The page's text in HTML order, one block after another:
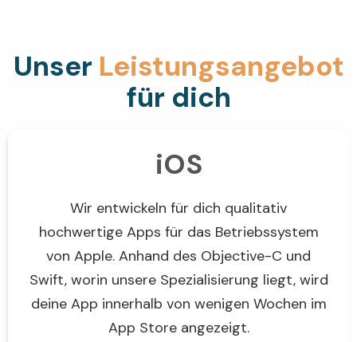
Unser Leistungs­angebot
für dich
iOS
Wir entwickeln für dich qualitativ
hochwertige Apps für das Betriebssystem
von Apple. Anhand des Objective-C und
Swift, worin unsere Spezialisierung liegt, wird
deine App innerhalb von wenigen Wochen im
App Store angezeigt.